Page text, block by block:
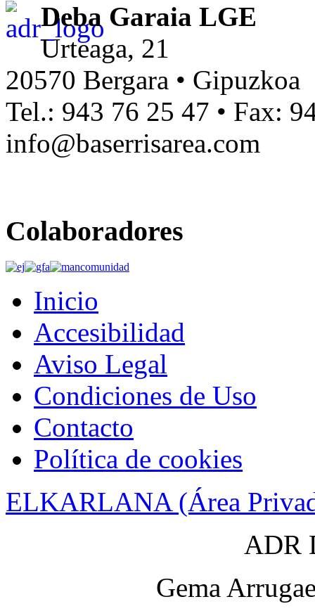
Deba Garaia LGE
Urteaga, 21
20570 Bergara • Gipuzkoa
Tel.: 943 76 25 47 • Fax:
info@baserrisarea.com
Colaboradores
Inicio
Accesibilidad
Aviso Legal
Condiciones de Uso
Contacto
Política de cookies
ELKARLANA (Área
ADR
Gema